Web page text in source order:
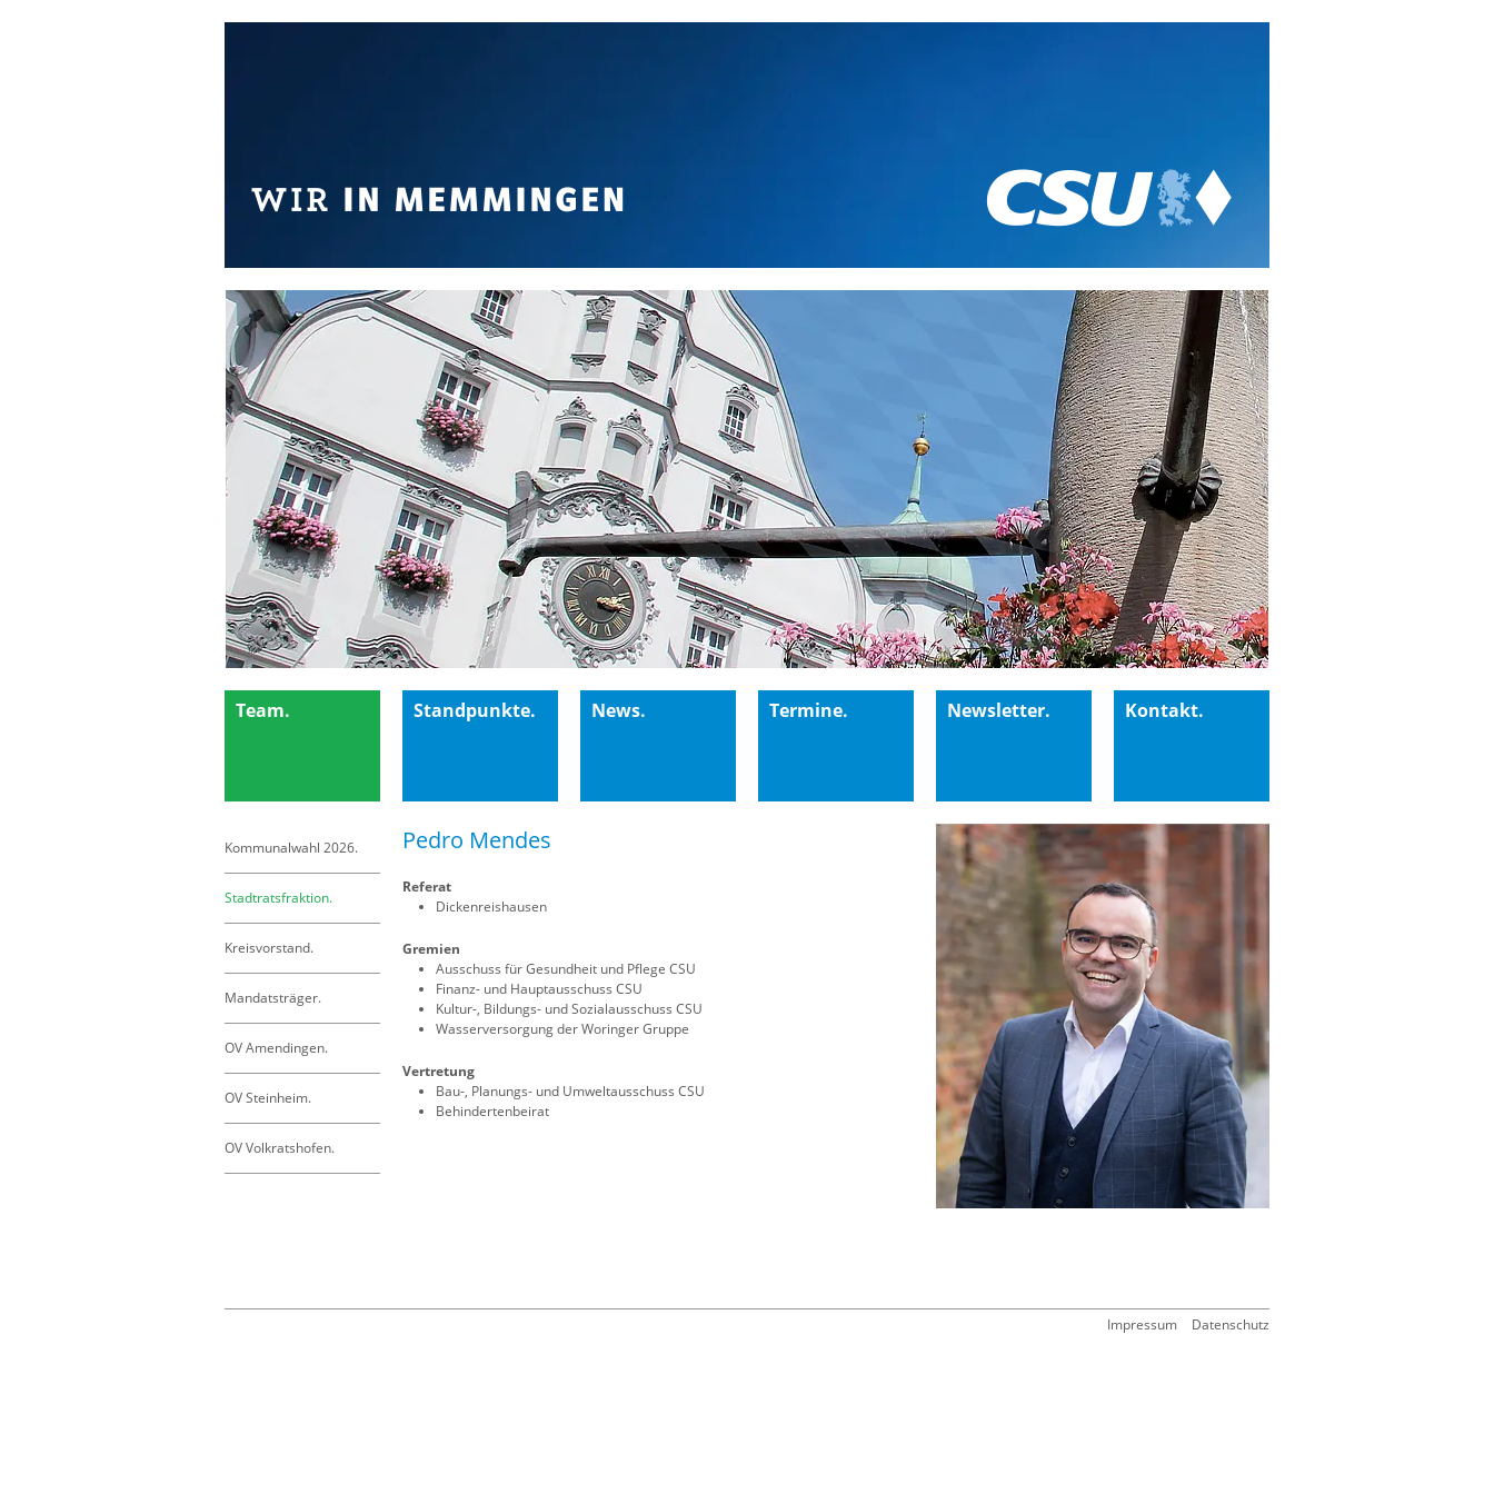
Team. Standpunkte. News. Termine. Newsletter. Kontakt.
Kommunalwahl 2026.
Stadtratsfraktion.
Kreisvorstand.
Mandatsträger.
OV Amendingen.
OV Steinheim.
OV Volkratshofen.
Pedro Mendes
Referat
Dickenreishausen
Gremien
Ausschuss für Gesundheit und Pflege CSU
Finanz- und Hauptausschuss CSU
Kultur-, Bildungs- und Sozialausschuss CSU
Wasserversorgung der Woringer Gruppe
Vertretung
Bau-, Planungs- und Umweltausschuss CSU
Behindertenbeirat
Impressum Datenschutz